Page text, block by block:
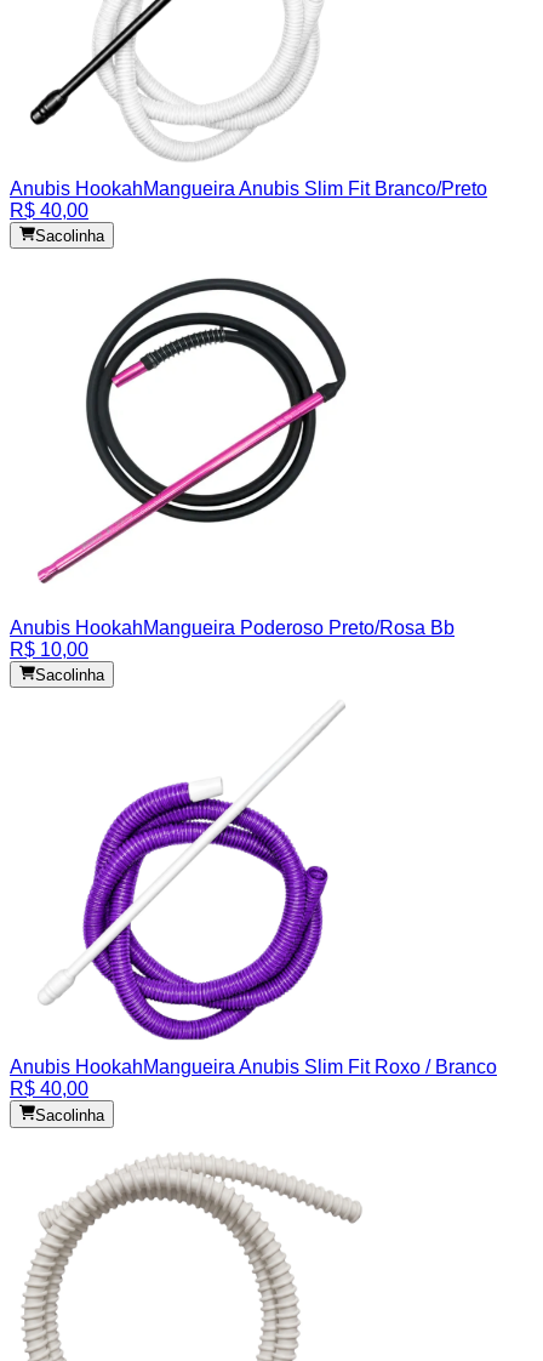
Anubis HookahMangueira Anubis Slim Fit Branco/Preto
R$ 40,00
Sacolinha
Anubis HookahMangueira Poderoso Preto/Rosa Bb
R$ 10,00
Sacolinha
Anubis HookahMangueira Anubis Slim Fit Roxo / Branco
R$ 40,00
Sacolinha